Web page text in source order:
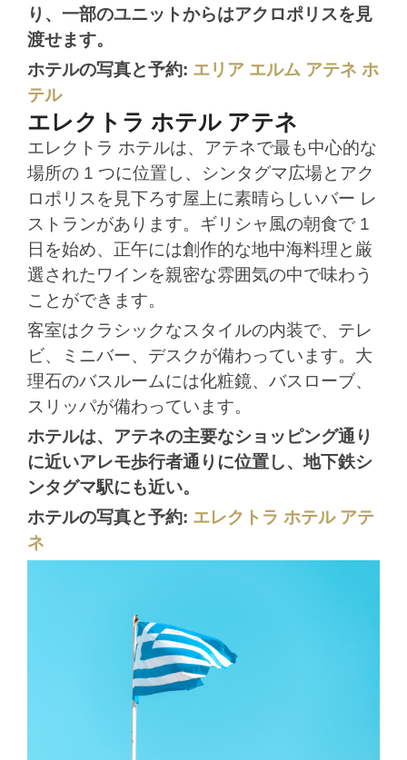
り、一部のユニットからはアクロポリスを見
渡せます。
ホテルの写真と予約: エリア エルム アテネ ホ
テル
エレクトラ ホテル アテネ
エレクトラ ホテルは、アテネで最も中心的な
場所の 1 つに位置し、シンタグマ広場とアク
ロポリスを見下ろす屋上に素晴らしいバー レ
ストランがあります。ギリシャ風の朝食で 1
日を始め、正午には創作的な地中海料理と厳
選されたワインを親密な雰囲気の中で味わう
ことができます。
客室はクラシックなスタイルの内装で、テレ
ビ、ミニバー、デスクが備わっています。大
理石のバスルームには化粧鏡、バスローブ、
スリッパが備わっています。
ホテルは、アテネの主要なショッピング通り
に近いアレモ歩行者通りに位置し、地下鉄シ
ンタグマ駅にも近い。
ホテルの写真と予約: エレクトラ ホテル アテ
ネ